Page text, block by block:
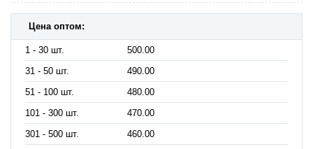
Цена оптом:
1 - 30 шт.
500.00
31 - 50 шт.
490.00
51 - 100 шт.
480.00
101 - 300 шт.
470.00
301 - 500 шт.
460.00